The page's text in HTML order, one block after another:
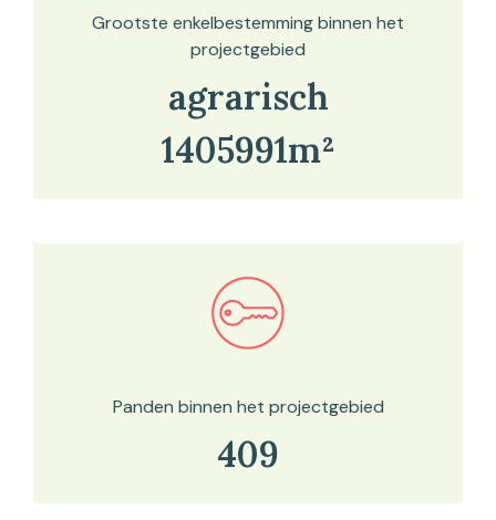
Grootste enkelbestemming binnen het
projectgebied
agrarisch
1405991m²
Bekijk in onze kaartviewer
Panden binnen het projectgebied
409